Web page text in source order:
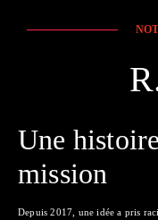
Une
mission
Depuis 2017, une idée a pris